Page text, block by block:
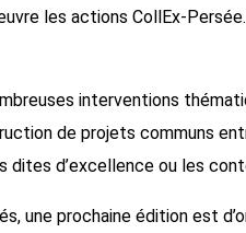
les actions CollEx-
interventions
de projets communs
d’excellence ou les
une prochaine édition est